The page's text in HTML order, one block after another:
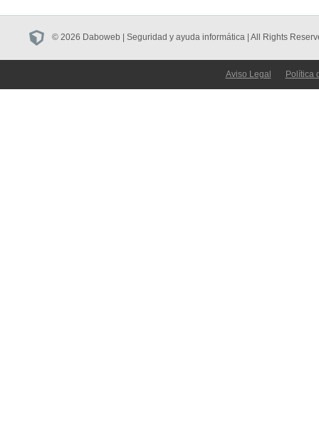
© 2026 Daboweb | Seguridad y ayuda informática | All Rights
Aviso Legal Política